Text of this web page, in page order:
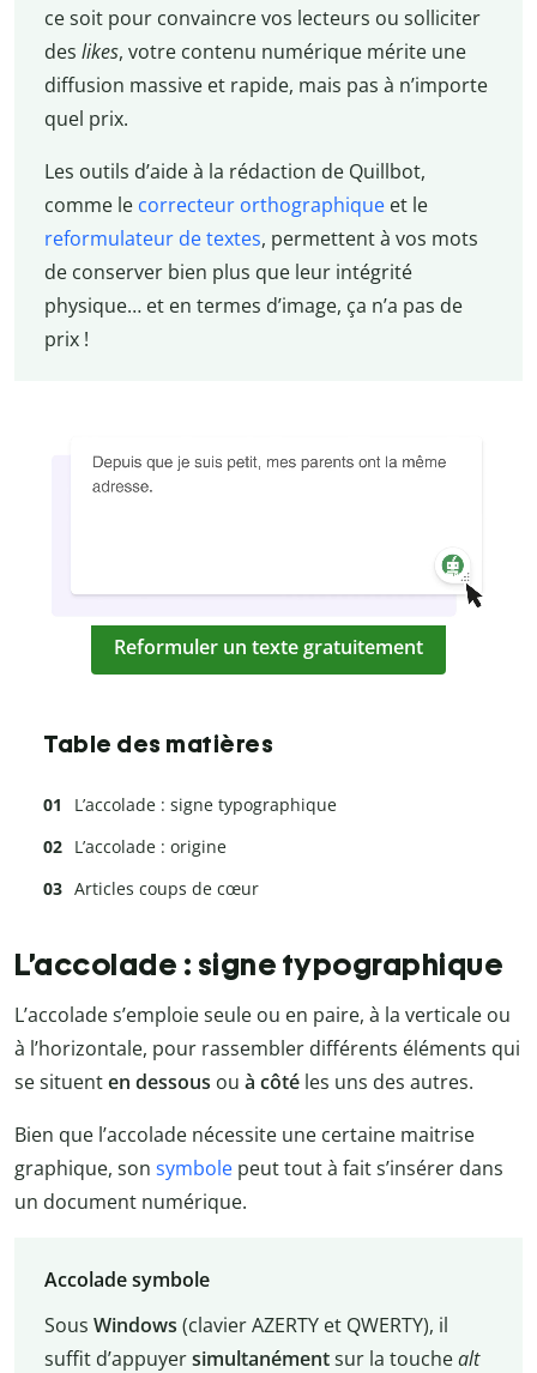
ce soit pour convaincre vos lecteurs ou solliciter
des likes, votre contenu numérique mérite une
diffusion massive et rapide, mais pas à n’importe
quel prix.
Les outils d’aide à la rédaction de Quillbot,
comme le correcteur orthographiqueet le
reformulateur de textes, permettent à vos mots
de conserver bien plus que leur intégrité
physique… et en termes d’image, ça n’a pas de
prix !
Reformuler un texte gratuitement
Table des matières
L’accolade : signe typographique
L’accolade : origine
Articles coups de cœur
L’accolade : signe typographique
L’accolade s’emploie seule ou en paire, à la verticale ou
à l’horizontale, pour rassembler différents éléments qui
se situenten dessous ou à côté les uns des autres.
Bien que l’accolade nécessite une certaine maitrise
graphique, son symbole peut tout à fait s’insérer dans
un document numérique.
Accolade symbole
Sous Windows (clavier AZERTY et QWERTY), il
suffit d’appuyersimultanémentsur la touchealt